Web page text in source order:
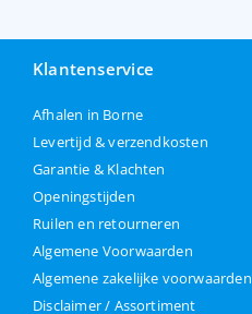
Klantenservice
Afhalen in Borne
Levertijd & verzendkosten
Garantie & Klachten
Openingstijden
Ruilen en retourneren
Algemene Voorwaarden
Algemene zakelijke voorwaarden
Disclaimer / Assortiment